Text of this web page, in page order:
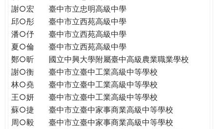
謝○宏
臺中市立忠明高級中學
邱○彤
臺中市立西苑高級中學
潘○伃
臺中市立西苑高級中學
夏○倫
臺中市立西苑高級中學
鄭○昕
國立中興大學附屬臺中高級農業職業學校
謝○衡
臺中市立臺中工業高級中等學校
林○堯
臺中市立臺中工業高級中等學校
王○妍
臺中市立臺中工業高級中等學校
蘇○捷
臺中市立臺中家事商業高級中等學校
周○毅
臺中市立臺中家事商業高級中等學校